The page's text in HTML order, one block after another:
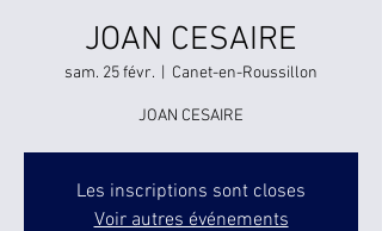
JOAN CESAIRE
sam. 25 févr. Canet-en-Roussillon
Les inscriptions sont closes
Voir autres événements